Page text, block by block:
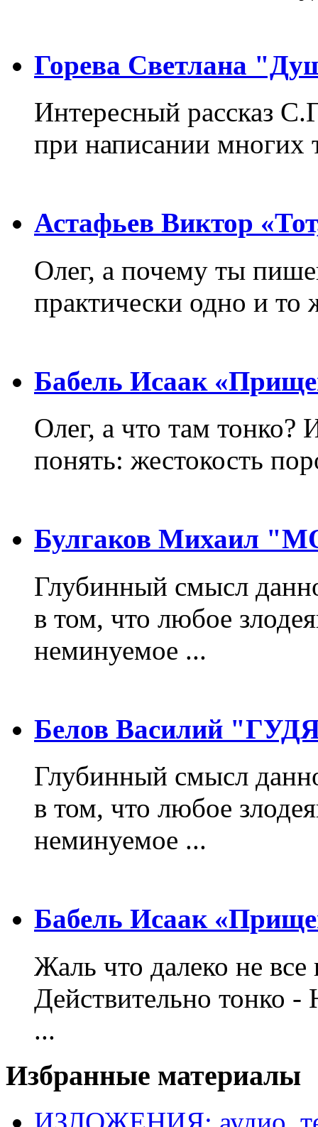
Горева Светлана
Интересный рассказ
при написании многих
Астафьев Виктор
Олег, а почему ты
практически одно и то
Бабель Исаак
Олег, а что там тонко?
понять: жестокость
Булгаков Михаил
Глубинный смысл
в том, что любое
неминуемое ...
Белов Василий
Глубинный смысл
в том, что любое
неминуемое ...
Бабель Исаак
Жаль что далеко не
Действительно тонко
...
Избранные материалы